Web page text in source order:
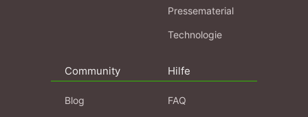
Pressematerial
Technologie
Community
Blog
Hilfe
FAQ